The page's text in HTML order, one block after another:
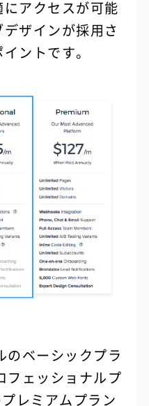
アクセスが可能
ザインが採用さ
ントです。
のベーシックプラ
フェッショナルプ
レミアムプラン